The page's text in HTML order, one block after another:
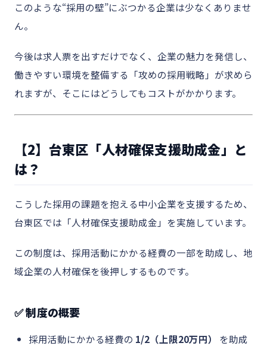
このような“採用の壁”にぶつかる企業は少なくありませ
ん。
今後は求人票を出すだけでなく、企業の魅力を発信し、
働きやすい環境を整備する「攻めの採用戦略」が求めら
れますが、そこにはどうしてもコストがかかります。
【2】台東区「人材確保支援助成金」と
は？
こうした採用の課題を抱える中小企業を支援するため、
台東区では「人材確保支援助成金」を実施しています。
この制度は、採用活動にかかる経費の一部を助成し、地
域企業の人材確保を後押しするものです。
✅ 制度の概要
採用活動にかかる経費の 1/2（上限20万円）
を助成